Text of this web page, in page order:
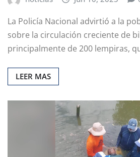
La Policía Nacional advirtió a la
sobre la circulación creciente de
principalmente de 200 lempiras,
LEER MAS